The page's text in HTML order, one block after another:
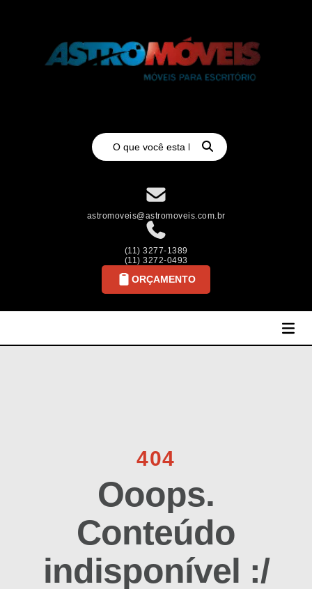
astromoveis@astromoveis.com.br
(11) 3277-1389
(11) 3272-0493
ORÇAMENTO
404
Ooops.
Conteúdo
indisponível :/